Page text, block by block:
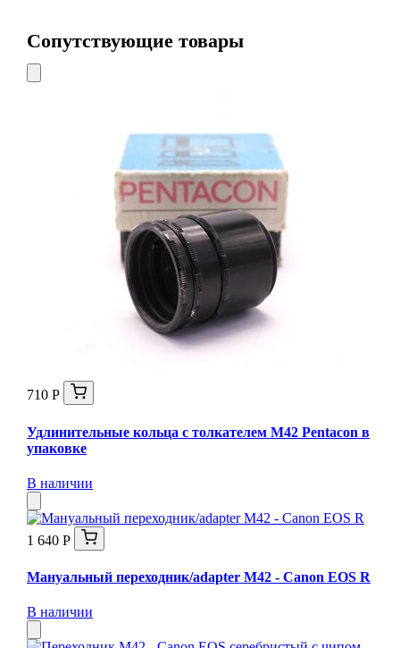
Сопутствующие товары
710 Р
Удлинительные кольца с толкателем М42 Pentacon в
упаковке
В наличии
1 640 Р
Мануальный переходник/adapter M42 - Canon EOS R
В наличии